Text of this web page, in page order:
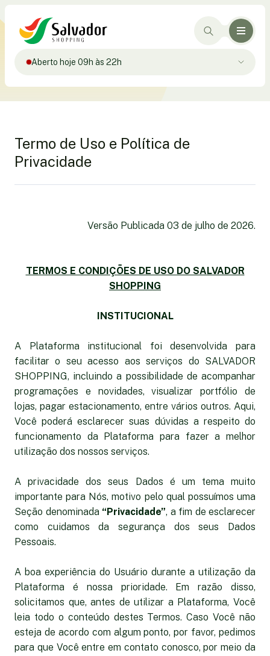
Aberto hoje 09h às 22h
Termo de Uso e Política de
Privacidade
Versão Publicada 03 de julho de 2026.
TERMOS E CONDIÇÕES DE USO DO SALVADOR
SHOPPING
INSTITUCIONAL
A Plataforma institucional foi desenvolvida para
facilitar o seu acesso aos serviços do SALVADOR
SHOPPING, incluindo a possibilidade de acompanhar
programações e novidades, visualizar portfólio de
lojas, pagar estacionamento, entre vários outros. Aqui,
Você poderá esclarecer suas dúvidas a respeito do
funcionamento da Plataforma para fazer a melhor
utilização dos nossos serviços.
A privacidade dos seus Dados é um tema muito
importante para Nós, motivo pelo qual possuímos uma
Seção denominada “Privacidade”, a fim de esclarecer
como cuidamos da segurança dos seus Dados
Pessoais.
A boa experiência do Usuário durante a utilização da
Plataforma é nossa prioridade. Em razão disso,
solicitamos que, antes de utilizar a Plataforma, Você
leia todo o conteúdo destes Termos. Caso Você não
esteja de acordo com algum ponto, por favor, pedimos
para que Você entre em contato conosco, por meio da